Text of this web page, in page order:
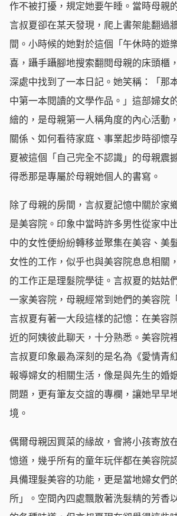
作不被打擾，規定她要午睡。當時母親
言叔夏卻在某天發現，爬上書架能翻過
間。小時候的她對於這個「午休時的遊
喜，躡手躡腳地搜索翻閱母親的床頭櫃
深處中找到了一本日記。她笑稱：「那
中第一本閱讀的文學作品。」這部婦女
繪的，是母親第一人稱角度的內心活動
關係、如何看待家庭、事業起步時卻懷
夏被這個「自己完全不認識」的母親震
得悉那是專屬於母親她個人的書寫。
除了母親的房間，言叔夏記憶中關於家
是美容院。印象中當時許多男性從家中
中的女性便紛紛轉移並聚集在美容、美
女性的工作，似乎也與美容院息息相關
的工作正是理髮院學徒。言叔夏的姑姑
一家美容院，母親經常到她們的美容院
言叔夏有著一大段這樣的記憶：在美容
近的阿姨彼此聊天，十分熟悉。美容院
言叔夏印象最為深刻的是名為《愛情青
報導婦女的相關生活，像是與先生的婚
問題，更有筆友交誼的專欄，讓她早早
境。
偶爾母親因買菜的緣故，會將小孩寄放
憶道，幾乎所有的童年玩伴都在美容院
具備理髮美容的功能，更是當地婦女們
所」。空間內四處飄散著洗髮精的芳香